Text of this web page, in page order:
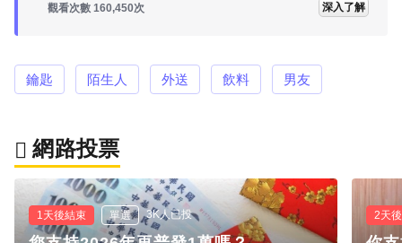
觀看次數 160,450次 深入了解
鑰匙 陌生人 外送 飲料 男友
網路投票
1天後結束 單選 3K人已投 2天